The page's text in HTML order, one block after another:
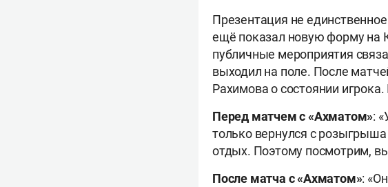
Презентация не
ещё показал новую форму на
публичные мероприятия
выходил на поле. После
Рахимова о состоянии
Перед матчем с «Ахматом»:
только вернулся с
отдых. Поэтому посмотрим,
После матча с «Ахматом»: